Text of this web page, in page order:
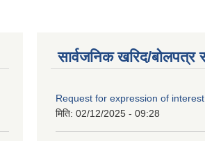
सार्वजनिक खरिद/बोलपत्र
Request for expression of
मिति: 02/12/2025 - 09:28